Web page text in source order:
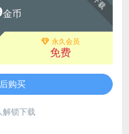
金币
永久会员
免费
购买
解锁下载